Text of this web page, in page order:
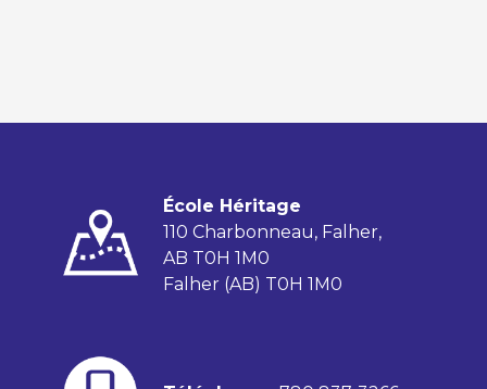
École Héritage
110 Charbonneau, Falher,
AB T0H 1M0
Falher (AB) T0H 1M0